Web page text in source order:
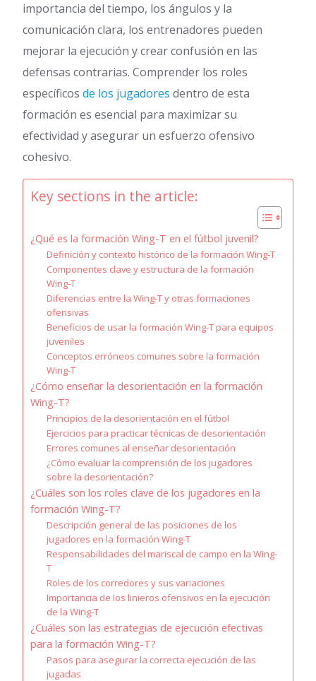
importancia del tiempo, los ángulos y la
comunicación clara, los entrenadores pueden
mejorar la ejecución y crear confusión en las
defensas contrarias. Comprender los roles
específicos de los jugadores dentro de esta
formación es esencial para maximizar su
efectividad y asegurar un esfuerzo ofensivo
cohesivo.
Key sections in the article:
¿Qué es la formación Wing-T en el fútbol juvenil?
Definición y contexto histórico de la formación Wing-T
Componentes clave y estructura de la formación
Wing-T
Diferencias entre la Wing-T y otras formaciones
ofensivas
Beneficios de usar la formación Wing-T para equipos
juveniles
Conceptos erróneos comunes sobre la formación
Wing-T
¿Cómo enseñar la desorientación en la formación
Wing-T?
Principios de la desorientación en el fútbol
Ejercicios para practicar técnicas de desorientación
Errores comunes al enseñar desorientación
¿Cómo evaluar la comprensión de los jugadores
sobre la desorientación?
¿Cuáles son los roles clave de los jugadores en la
formación Wing-T?
Descripción general de las posiciones de los
jugadores en la formación Wing-T
Responsabilidades del mariscal de campo en la Wing-
T
Roles de los corredores y sus variaciones
Importancia de los linieros ofensivos en la ejecución
de la Wing-T
¿Cuáles son las estrategias de ejecución efectivas
para la formación Wing-T?
Pasos para asegurar la correcta ejecución de las
jugadas